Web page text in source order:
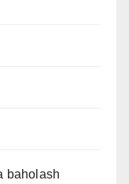
baholash